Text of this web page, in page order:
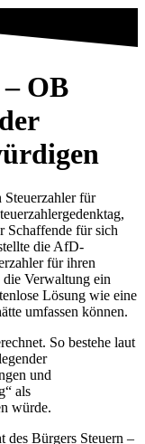
OB
Steuerzahler für
Schaffende für sich
die AfD-
für ihren
die Verwaltung ein
Lösung wie eine
umfassen können.
So bestehe laut
und
als
würde.
des Bürgers Steuern –